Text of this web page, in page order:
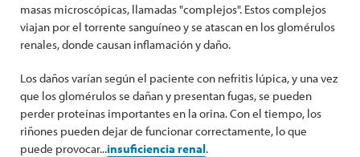
masas microscópicas, llamadas "complejos". Estos complejos
viajan por el torrente sanguíneo y se atascan en los glomérulos
renales, donde causan inflamación y daño.
Los daños varían según el paciente con nefritis lúpica, y una vez
que los glomérulos se dañan y presentan fugas, se pueden
perder proteínas importantes en la orina. Con el tiempo, los
riñones pueden dejar de funcionar correctamente, lo que
puede provocar...insuficiencia renal.